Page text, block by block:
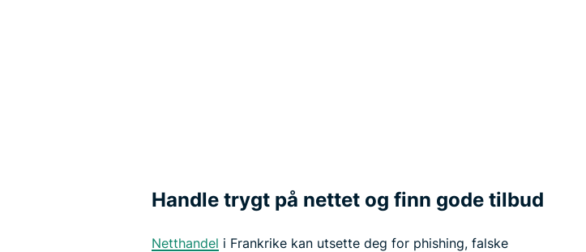
Handle trygt på nettet og finn gode tilbud
Netthandel i Frankrike kan utsette deg for phishing, falske